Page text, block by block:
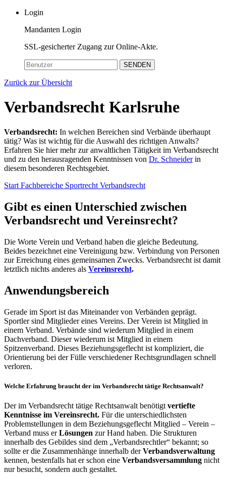
Login
Mandanten Login
SSL-gesicherter Zugang zur Online-Akte.
SENDEN
Zurück zur Übersicht
Verbandsrecht Karlsruhe
Verbandsrecht: In welchen Bereichen sind Verbände überhaupt
tätig? Was ist wichtig für die Auswahl des richtigen Anwalts?
Erfahren Sie hier mehr zur anwaltlichen Tätigkeit im Verbandsrecht
und zu den herausragenden Kenntnissen von Dr. Schneiderin
diesem besonderen Rechtsgebiet.
Start Fachbereiche Sportrecht Verbandsrecht
Gibt es einen Unterschied zwischen
Verbandsrecht und Vereinsrecht?
Die Worte Verein und Verband haben die gleiche Bedeutung.
Beides bezeichnet eine Vereinigung bzw. Verbindung von Personen
zur Erreichung eines gemeinsamen Zwecks. Verbandsrecht ist damit
letztlich nichts anderes als Vereinsrecht.
Anwendungsbereich
Gerade im Sport ist das Miteinander von Verbänden geprägt.
Sportler sind Mitglieder eines Vereins. Der Verein ist Mitglied in
einem Verband. Verbände sind wiederum Mitglied in einem
Dachverband. Dieser wiederum ist Mitglied in einem
Spitzenverband. Dieses Beziehungsgeflecht ist kompliziert, die
Orientierung bei der Fülle verschiedener Rechtsgrundlagen schnell
verloren.
Welche Erfahrung braucht der im Verbandsrecht tätige Rechtsanwalt?
Der im Verbandsrecht tätige Rechtsanwalt benötigt vertiefte
Kenntnisse im Vereinsrecht. Für die unterschiedlichsten
Problemstellungen in dem Beziehungsgeflecht Mitglied – Verein –
Verband muss erLösungen zur Hand haben. Die Strukturen
innerhalb des Gebildes sind dem „Verbandsrechtler“ bekannt; so
sollte er die Zusammenhänge innerhalb derVerbandsverwaltung
kennen, bestenfalls hat er schon eine Verbandsversammlung nicht
nur besucht, sondern auch gestaltet.